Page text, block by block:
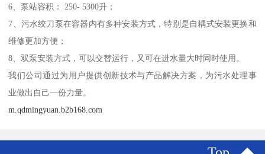
6、泵站容积： 250- 5300升；
7、污水绞刀泵在容器内有多种安装方式，特别是自耦式安装更换和
维修更加方便；
8、双泵安装方式，可以交替运行，又可在进水量大时同时使用。
我们公司通过为用户提供创新技术与产品解决方案，为污水处理事
业做出自己一份力量。
m.qdmingyuan.b2b168.com